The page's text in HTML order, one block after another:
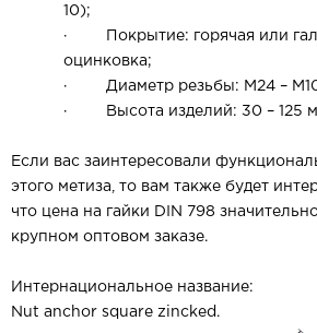
10);
·
Покрытие: горячая или
оцинковка;
·
Диаметр резьбы: М24 –
·
Высота изделий: 30 – 125
Если вас заинтересовали
этого метиза, то вам также будет
что цена на гайки DIN 798
крупном оптовом заказе.
Интернациональное название:
Nut anchor square zincked.